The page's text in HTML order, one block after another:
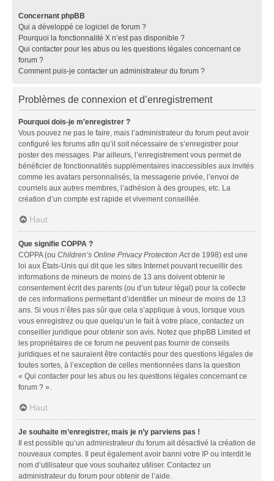
Concernant phpBB
Qui a développé ce logiciel de forum ?
Pourquoi la fonctionnalité X n’est pas disponible ?
Qui contacter pour les abus ou les questions légales concernant ce
forum ?
Comment puis-je contacter un administrateur du forum ?
Problèmes de connexion et d’enregistrement
Pourquoi dois-je m’enregistrer ?
Vous pouvez ne pas le faire, mais l’administrateur du forum peut avoir
configuré les forums afin qu’il soit nécessaire de s’enregistrer pour
poster des messages. Par ailleurs, l’enregistrement vous permet de
bénéficier de fonctionnalités supplémentaires inaccessibles aux invités
comme les avatars personnalisés, la messagerie privée, l’envoi de
courriels aux autres membres, l’adhésion à des groupes, etc. La
création d’un compte est rapide et vivement conseillée.
Haut
Que signifie COPPA ?
COPPA (ou Children’s Online Privacy Protection Actde 1998) est une
loi aux États-Unis qui dit que les sites Internet pouvant recueillir des
informations de mineurs de moins de 13 ans doivent obtenir le
consentement écrit des parents (ou d’un tuteur légal) pour la collecte
de ces informations permettant d’identifier un mineur de moins de 13
ans. Si vous n’êtes pas sûr que cela s’applique à vous, lorsque vous
vous enregistrez ou que quelqu’un le fait à votre place, contactez un
conseiller juridique pour obtenir son avis. Notez que phpBB Limited et
les propriétaires de ce forum ne peuvent pas fournir de conseils
juridiques et ne sauraient être contactés pour des questions légales de
toutes sortes, à l’exception de celles mentionnées dans la question
« Qui contacter pour les abus ou les questions légales concernant ce
forum ? ».
Haut
Je souhaite m’enregistrer, mais je n’y parviens pas !
Il est possible qu’un administrateur du forum ait désactivé la création de
nouveaux comptes. Il peut également avoir banni votre IP ou interdit le
nom d’utilisateur que vous souhaitez utiliser. Contactez un
administrateur du forum pour obtenir de l’aide.